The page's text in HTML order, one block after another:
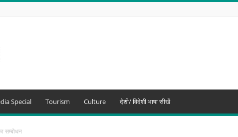
Special Tourism Culture देशी/ विदेशी भाषा सीखें
सम्बोधन